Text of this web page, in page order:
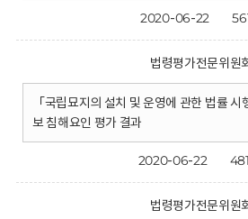
2020-06-22
법령평가전문위원
「국립묘지의 설치 및 운영에 관한 법률
보 침해요인 평가 결과
2020-06-22
법령평가전문위원